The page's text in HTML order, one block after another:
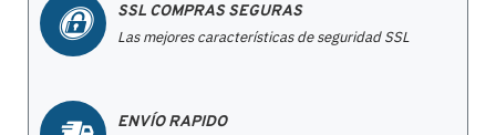
SSL COMPRAS SEGURAS
Las mejores características de seguridad SSL
ENVÍO RAPIDO